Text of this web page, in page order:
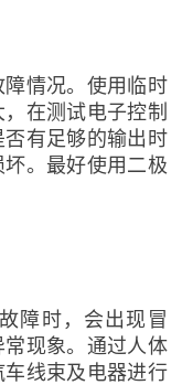
情况。使用临时
在测试电子控制
有足够的输出时
。最好使用二极
障时，会出现冒
现象。通过人体
线束及电器进行